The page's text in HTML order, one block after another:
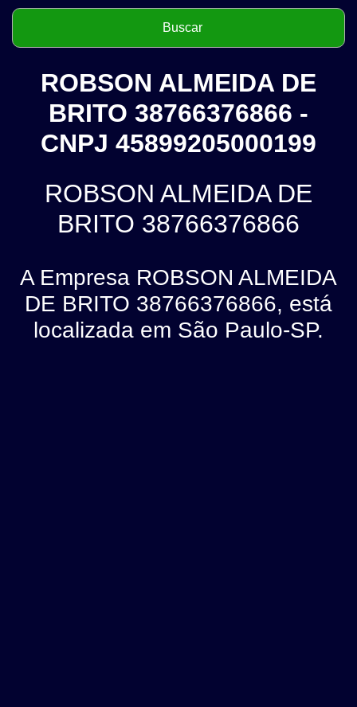
ROBSON ALMEIDA DE
BRITO 38766376866 -
CNPJ 45899205000199
ROBSON ALMEIDA DE
BRITO 38766376866
A Empresa ROBSON ALMEIDA
DE BRITO 38766376866, está
localizada em São Paulo-SP.